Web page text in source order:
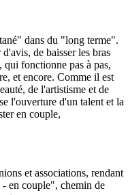
dans du "long terme".
de baisser les bras
qui fonctionne pas à pas,
et encore. Comme il est
de l'artistisme et de
l'ouverture d'un talent et la
en couple,
et associations, rendant
en couple", chemin de